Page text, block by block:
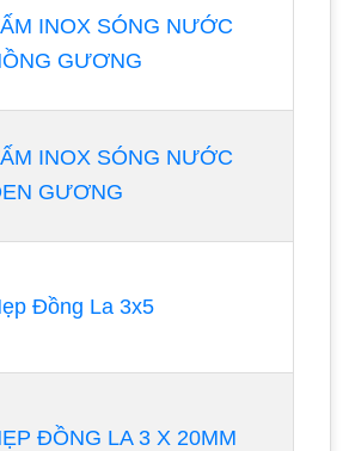
INOX SÓNG NƯỚC
GƯƠNG
INOX SÓNG NƯỚC
GƯƠNG
Đồng La 3x5
ĐỒNG LA 3 X 20MM